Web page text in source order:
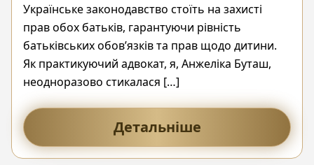
Українське законодавство стоїть на захисті
прав обох батьків, гарантуючи рівність
батьківських обов’язків та прав щодо дитини.
Як практикуючий адвокат, я, Анжеліка Буташ,
неодноразово стикалася […]
Детальніше